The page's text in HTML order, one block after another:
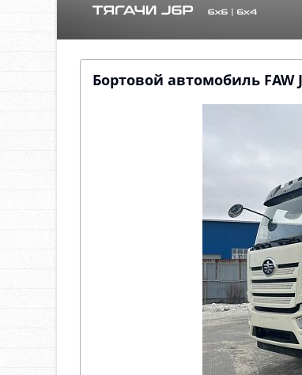
Бортовой автомобиль FAW